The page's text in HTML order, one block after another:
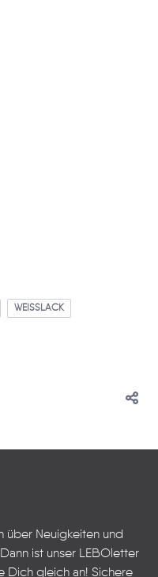
WEISSLACK
über Neuigkeiten und
ist unser LEBOletter
Dich gleich an! Sichere